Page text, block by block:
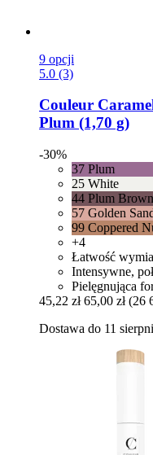
9 opcji
5.0 (3)
Couleur
Plum (1,70 g)
-30%
37 Plum
25 White
44 Plum Brown
57 Golden
99 Coppered
+4
Łatwość
Intensywne,
Pielęgnująca
45,22 zł 65,00 zł (26
Dostawa do 11